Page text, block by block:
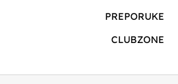
PREPORUKE
CLUBZONE